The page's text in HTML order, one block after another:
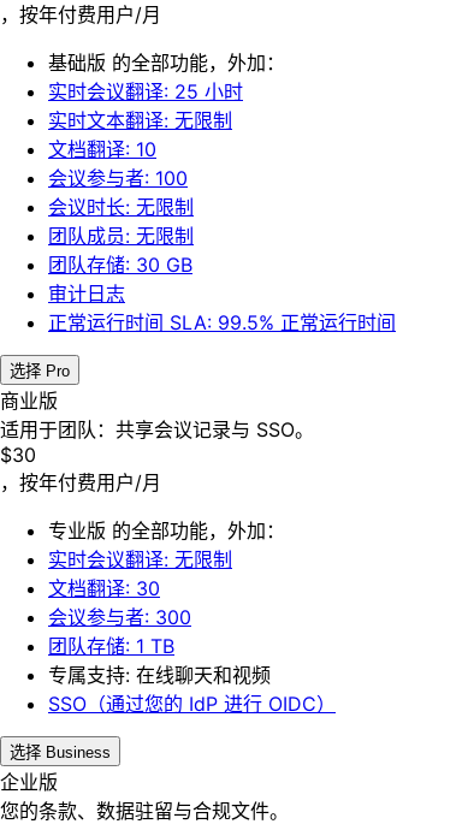
，按年付费用户/月
基础版 的全部功能，外加：
实时会议翻译: 25 小时
实时文本翻译: 无限制
文档翻译: 10
会议参与者: 100
会议时长: 无限制
团队成员: 无限制
团队存储: 30 GB
审计日志
正常运行时间 SLA: 99.5% 正常运行时间
选择 Pro
商业版
适用于团队：共享会议记录与 SSO。
$30
，按年付费用户/月
专业版 的全部功能，外加：
实时会议翻译: 无限制
文档翻译: 30
会议参与者: 300
团队存储: 1 TB
专属支持: 在线聊天和视频
SSO（通过您的 IdP 进行 OIDC）
选择 Business
企业版
您的条款、数据驻留与合规文件。